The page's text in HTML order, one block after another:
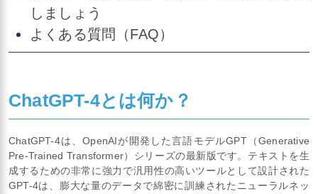
しましょう
よくある質問（FAQ）
ChatGPT-4とは何か？
ChatGPT-4は、OpenAIが開発した言語モデルGPT（Generative
Pre-Trained Transformer）シリーズの最新版です。テキストを生
成するための非常に強力で汎用性の高いツールとして設計された
GPT-4は、膨大な量のデータで綿密に訓練されたニューラルネッ